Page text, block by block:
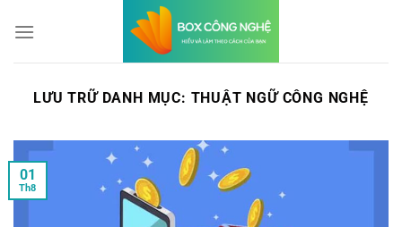
qua
LƯU TRỮ DANH MỤC: THUẬT NGỮ CÔNG NGHỆ
01
Th8